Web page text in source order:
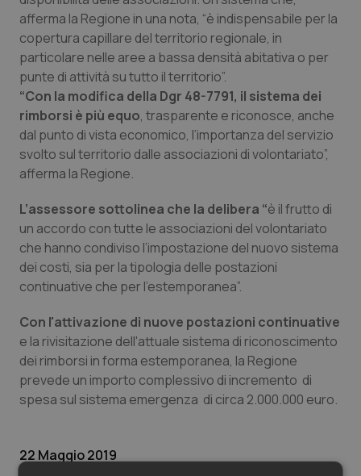
Toscana
Umbria
Valle D’Aosta
Veneto
Obesità
Oftalmologia
Oncodermatologia
Oncoematologia
Oncologia & Nutrizione
Psoriasi & pelle
Quotidiano Cardiologia
Quotidiano Chirurgia
Quotidiano Oncologia
Quotidiano Pediatria
Rene & patologie urogenitali
afferma la Regione in una nota, “è indispensabile per la
copertura capillare del territorio regionale, in
particolare nelle aree a bassa densità abitativa o per
punte di attività su tutto il territorio”.
“Con la modifica della Dgr 48-7791, il sistema dei
rimborsi è più equo, trasparente e riconosce, anche
dal punto di vista economico, l’importanza del servizio
svolto sul territorio dalle associazioni di volontariato”,
afferma la Regione.
L’assessore sottolinea che la delibera “è il frutto di
un accordo con tutte le associazioni del volontariato
che hanno condiviso l’impostazione del nuovo sistema
dei costi, sia per la tipologia delle postazioni
continuative che per l’estemporanea”.
Con l'attivazione di nuove postazioni continuative
e la rivisitazione dell'attuale sistema di riconoscimento
dei rimborsi in forma estemporanea, la Regione
prevede un importo complessivo di incremento di
spesa sul sistema emergenza di circa 2.000.000 euro.
22 Maggio 2019